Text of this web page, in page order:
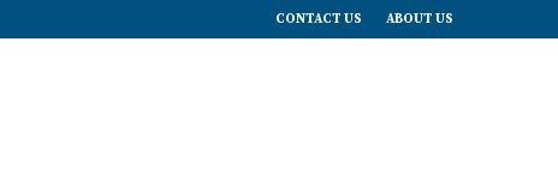
CONTACT US ABOUT US